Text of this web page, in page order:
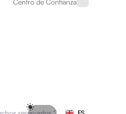
Centro de Confianza